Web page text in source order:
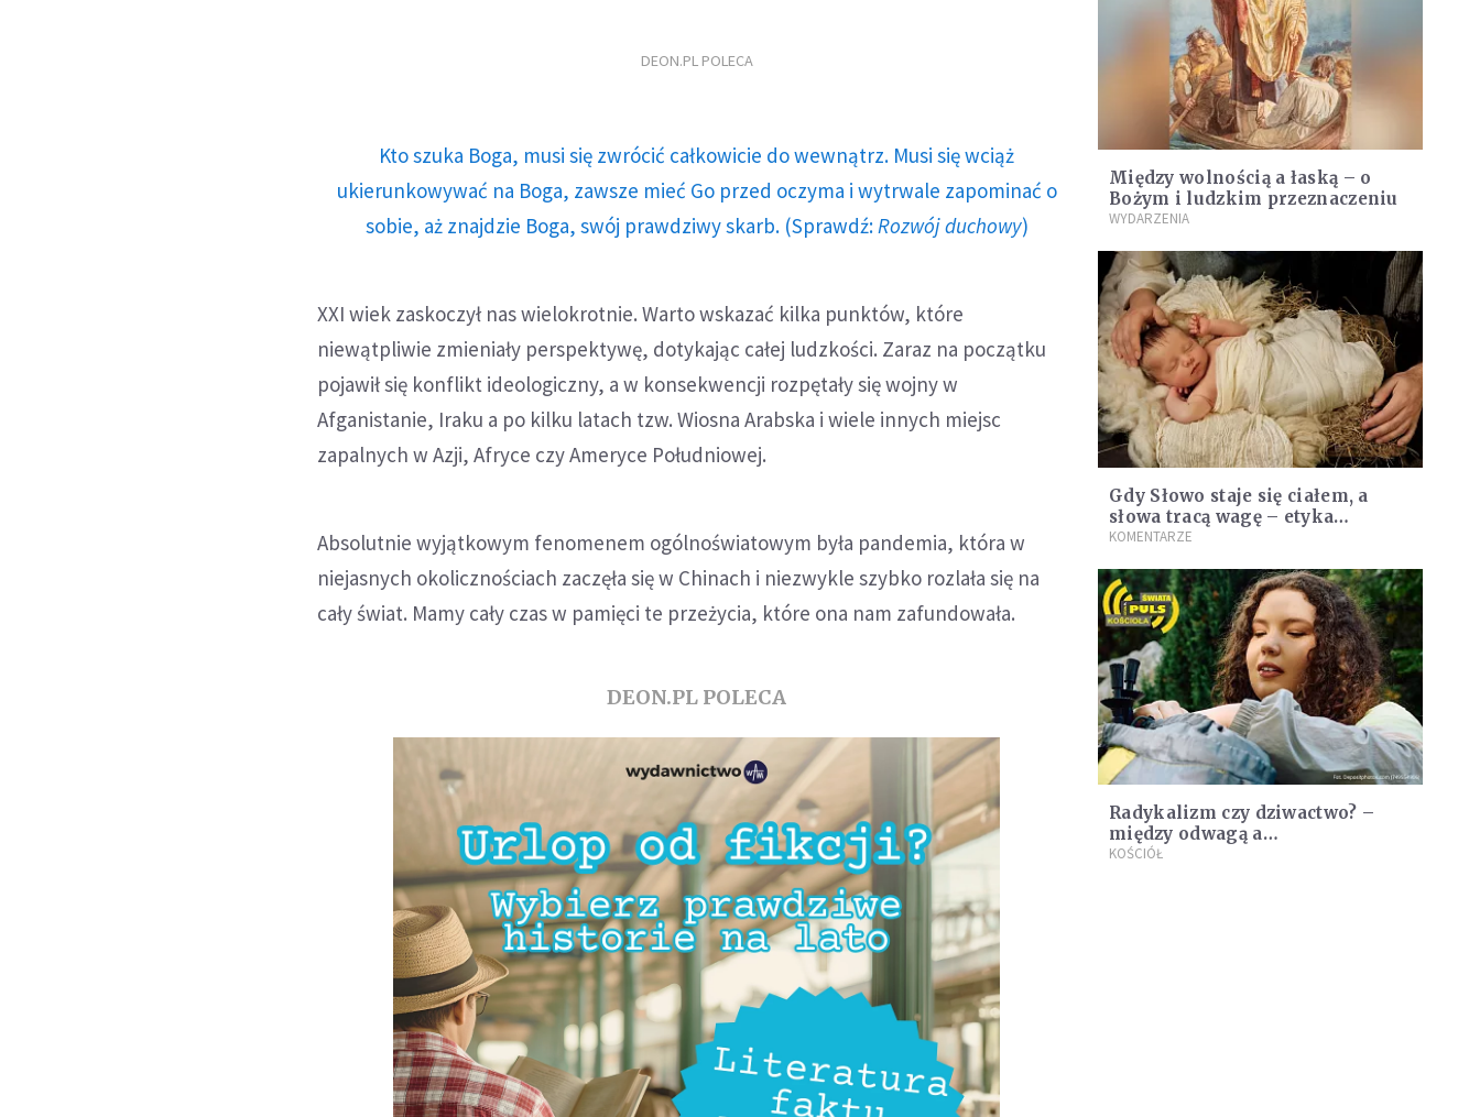
DEON.PL POLECA
Kto szuka Boga, musi się zwrócić całkowicie do wewnątrz. Musi się wciąż
ukierunkowywać na Boga, zawsze mieć Go przed oczyma i wytrwale zapominać o
sobie, aż znajdzie Boga, swój prawdziwy skarb. (Sprawdź: Rozwój duchowy)
XXI wiek zaskoczył nas wielokrotnie. Warto wskazać kilka punktów, które
niewątpliwie zmieniały perspektywę, dotykając całej ludzkości. Zaraz na początku
pojawił się konflikt ideologiczny, a w konsekwencji rozpętały się wojny w
Afganistanie, Iraku a po kilku latach tzw. Wiosna Arabska i wiele innych miejsc
zapalnych w Azji, Afryce czy Ameryce Południowej.
Absolutnie wyjątkowym fenomenem ogólnoświatowym była pandemia, która w
niejasnych okolicznościach zaczęła się w Chinach i niezwykle szybko rozlała się na
cały świat. Mamy cały czas w pamięci te przeżycia, które ona nam zafundowała.
DEON.PL POLECA
Między wolnością a łaską – o
Bożym i ludzkim przeznaczeniu
WYDARZENIA
Gdy Słowo staje się ciałem, a
słowa tracą wagę – etyka
komunikacji dziś
KOMENTARZE
Radykalizm czy dziwactwo? –
między odwagą a
niezrozumieniem
KOŚCIÓŁ